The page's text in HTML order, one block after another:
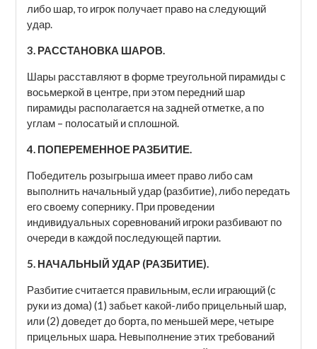
либо шар, то игрок получает право на следующий
удар.
3. РАССТАНОВКА ШАРОВ.
Шары расставляют в форме треугольной пирамиды с
восьмеркой в центре, при этом передний шар
пирамиды располагается на задней отметке, а по
углам – полосатый и сплошной.
4. ПОПЕРЕМЕННОЕ РАЗБИТИЕ.
Победитель розыгрыша имеет право либо сам
выполнить начальный удар (разбитие), либо передать
его своему сопернику. При проведении
индивидуальных соревнований игроки разбивают по
очереди в каждой последующей партии.
5. НАЧАЛЬНЫЙ УДАР (РАЗБИТИЕ).
Разбитие считается правильным, если играющий (с
руки из дома) (1) забьет какой-либо прицельный шар,
или (2) доведет до борта, по меньшей мере, четыре
прицельных шара. Невыполнение этих требований